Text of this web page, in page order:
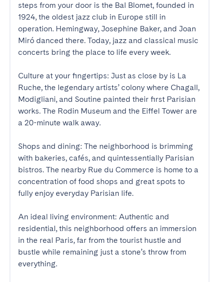
steps from your door is the Bal Blomet, founded in
1924, the oldest jazz club in Europe still in
operation. Hemingway, Josephine Baker, and Joan
Miró danced there. Today, jazz and classical music
concerts bring the place to life every week.
Culture at your fingertips: Just as close by is La
Ruche, the legendary artists’ colony where Chagall,
Modigliani, and Soutine painted their first Parisian
works. The Rodin Museum and the Eiffel Tower are
a 20-minute walk away.
Shops and dining: The neighborhood is brimming
with bakeries, cafés, and quintessentially Parisian
bistros. The nearby Rue du Commerce is home to a
concentration of food shops and great spots to
fully enjoy everyday Parisian life.
An ideal living environment: Authentic and
residential, this neighborhood offers an immersion
in the real Paris, far from the tourist hustle and
bustle while remaining just a stone’s throw from
everything.